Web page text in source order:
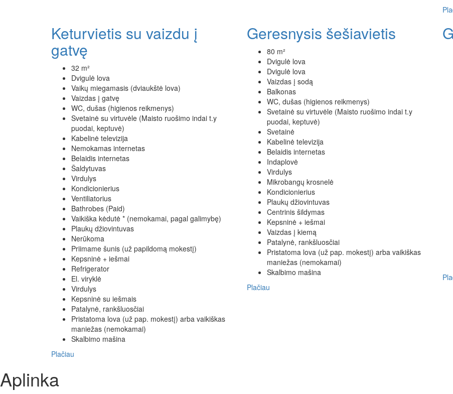
Keturvietis su vaizdu į
gatvę
32 m²
Dvigulė lova
Vaikų miegamasis (dviaukštė lova)
Vaizdas į gatvę
WC, dušas (higienos reikmenys)
Svetainė su virtuvėle (Maisto ruošimo indai t.y
puodai, keptuvė)
Kabelinė televizija
Nemokamas internetas
Belaidis internetas
Šaldytuvas
Virdulys
Kondicionierius
Ventiliatorius
Bathrobes (Paid)
Vaikiška kėdutė * (nemokamai, pagal galimybę)
Plaukų džiovintuvas
Nerūkoma
Priimame šunis (už papildomą mokestį)
Kepsninė + iešmai
Refrigerator
El. viryklė
Virdulys
Kepsninė su iešmais
Patalynė, rankšluosčiai
Pristatoma lova (už pap. mokestį) arba vaikiškas
maniežas (nemokamai)
Skalbimo mašina
Plačiau
Geresnysis šešiavietis
80 m²
Dvigulė lova
Dvigulė lova
Vaizdas į sodą
Balkonas
WC, dušas (higienos reikmenys)
Svetainė su virtuvėle (Maisto ruošimo indai t.y
puodai, keptuvė)
Svetainė
Kabelinė televizija
Belaidis internetas
Indaplovė
Virdulys
Mikrobangų krosnelė
Kondicionierius
Plaukų džiovintuvas
Centrinis šildymas
Kepsninė + iešmai
Vaizdas į kiemą
Patalynė, rankšluosčiai
Pristatoma lova (už pap. mokestį) arba vaikiškas
maniežas (nemokamai)
Skalbimo mašina
Plačiau
Aplinka